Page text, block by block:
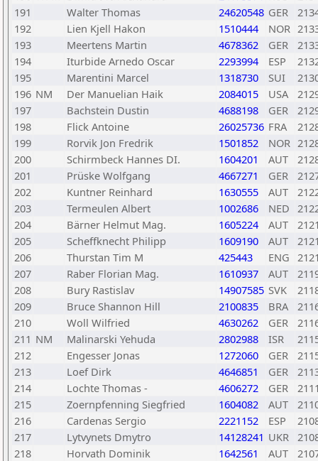
191
Walter Thomas 24620548 GER
192
Lien Kjell Hakon 1510444 NOR
193
Meertens Martin 4678362 GER
194
Iturbide Arnedo Oscar 2293994 ESP
195
Marentini Marcel 1318730 SUI
196 NM Der Manuelian Haik 2084015 USA
197
Bachstein Dustin 4688198 GER
198
Flick Antoine 26025736 FRA
199
Rorvik Jon Fredrik 1501852 NOR
200
Schirmbeck Hannes DI. 1604201 AUT
201
Prüske Wolfgang 4667271 GER
202
Kuntner Reinhard 1630555 AUT
203
Termeulen Albert 1002686 NED
204
Bärner Helmut Mag. 1605224 AUT
205
Scheffknecht Philipp 1609190 AUT
206
Thurstan Tim M 425443 ENG
207
Raber Florian Mag. 1610937 AUT
208
Bury Rastislav 14907585 SVK
209
Bruce Shannon Hill 2100835 BRA
210
Woll Wilfried 4630262 GER
211 NM Malinarski Yehuda 2802988 ISR
212
Engesser Jonas 1272060 GER
213
Loef Dirk 4646851 GER
214
Lochte Thomas - 4606272 GER
215
Zoernpfenning Siegfried 1604082 AUT
216
Cardenas Sergio 2221152 ESP
217
Lytvynets Dmytro 14128241 UKR
218
Horvath Dominik 1642561 AUT